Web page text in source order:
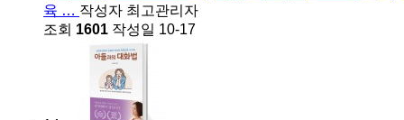
육 … 작성자 최고관리자
조회 1601 작성일 10-17